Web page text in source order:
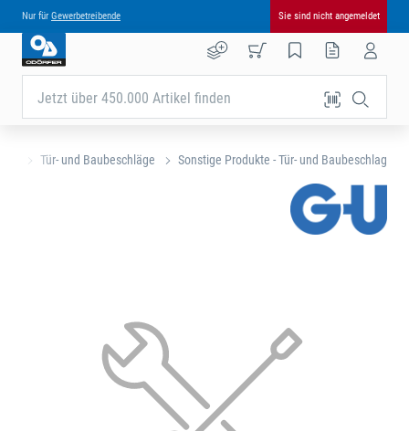
Nur für Gewerbetreibende Sie sind nicht angemeldet
Jetzt über 450.000 Artikel finden
Tür- und Baubeschläge Sonstige Produkte - Tür- und Baubeschlag